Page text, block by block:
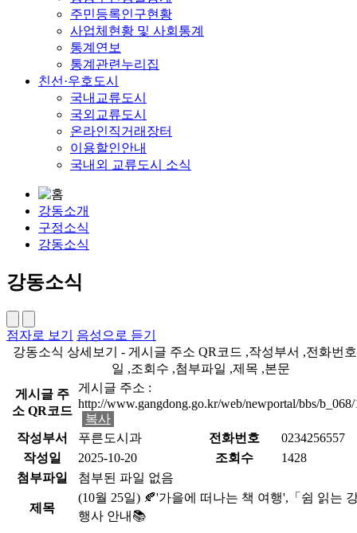
주민등록인구현황
사업체현황 및 사회통계
통계연보
통계관련누리집
친선·우호도시
국내교류도시
국외교류도시
온라인직거래장터
이용할인안내
국내외 교류도시 소식
강동소개
구정소식
강동소식
강동소식
점자로 보기
음성으로 듣기
강동소식 상세보기 - 게시글 주소 QR코드 ,작성부서 ,전화번
일 ,조회수 ,첨부파일 ,제목 ,본문
게시글 주
소 QR코드
게시글 주소 :
http://www.gangdong.go.kr/web/newportal/bbs/b_068/
복사
작성부서
푸른도시과 전화번호
0234256557
작성일
2025-10-20 조회수
1428
첨부파일
첨부된 파일 없음
제목
(10월 25일) 🍂'가을에 떠나는 책 여행',「쉼 읽는
행사 안내📚